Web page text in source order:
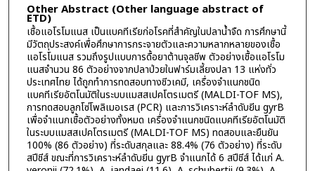
Other Abstract (Other language abstract of
ETD)
เชื้อแอโรโมแนส เป็นแบคทีเรียก่อโรคที่สำคัญในปลาน้ำจืด การศึกษานี้
มีวัตถุประสงค์เพื่อศึกษาการกระจายตัวและความหลากหลายของเชื้อ
แอโรโมแนส รวมถึงรูปแบบการดื้อยาต้านจุลชีพ ตัวอย่างเชื้อแอโรโม
แนสจำนวน 86 ตัวอย่างจากปลาป่วยในฟาร์มเลี้ยงปลา 13 แห่งทั่ว
ประเทศไทย ได้ถูกทำการทดสอบทางชีวเคมี, เครื่องจำแนกชนิด
แบคทีเรียอัตโนมัติในระบบแมสสเปคโตรเมตรี (MALDI-TOF MS),
การทดสอบลูกโซ่โพลิเมอเรส (PCR) และการวิเคราะห์ลำดับยีน gyrB
เพื่อจำแนกเชื้อตัวอย่างทั้งหมด เครื่องจำแนกชนิดแบคทีเรียอัตโนมัติ
ในระบบแมสสเปคโตรเมตรี (MALDI-TOF MS) ทดสอบและยืนยัน
100% (86 ตัวอย่าง) ที่ระดับสกุลและ 88.4% (76 ตัวอย่าง) ที่ระดับ
สปีชีส์ ขณะที่การวิเคราะห์ลำดับยีน gyrB จำแนกได้ 6 สปีชีส์ ได้แก่ A.